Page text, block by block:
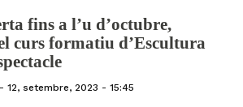
fins a l’u d’octubre,
curs formatiu d’Escultura
12, setembre, 2023 - 15:45